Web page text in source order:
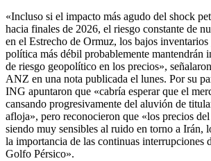
«Incluso si el impacto más agudo del shock
hacia finales de 2026, el riesgo constante de
en el Estrecho de Ormuz, los bajos
política más débil probablemente mantendrán
de riesgo geopolítico en los precios»,
ANZ en una nota publicada el lunes. Por su
ING apuntaron que «cabría esperar que el
cansando progresivamente del aluvión de
afloja», pero reconocieron que «los precios
siendo muy sensibles al ruido en torno a Irán,
la importancia de las continuas interrupciones
Golfo Pérsico».